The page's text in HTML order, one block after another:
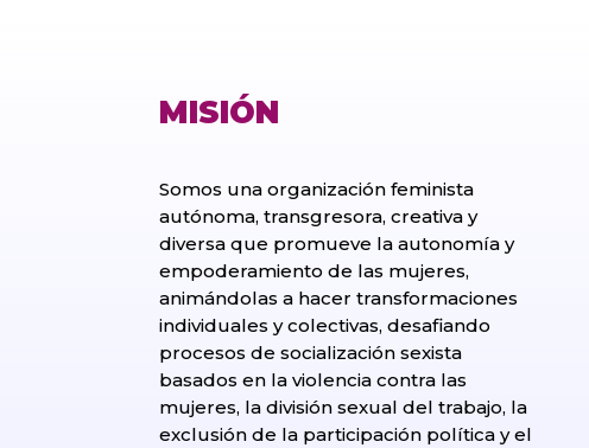
MISIÓN
Somos una organización feminista
autónoma, transgresora, creativa y
diversa que promueve la autonomía y
empoderamiento de las mujeres,
animándolas a hacer transformaciones
individuales y colectivas, desafiando
procesos de socialización sexista
basados en la violencia contra las
mujeres, la división sexual del trabajo, la
exclusión de la participación política y el